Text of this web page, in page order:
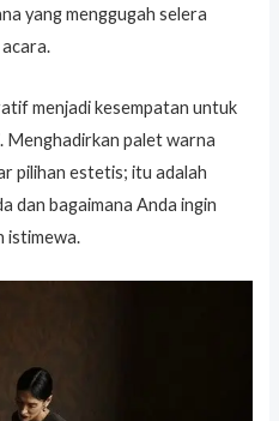
yang menggugah selera
menjadi kesempatan untuk
Menghadirkan palet warna
pilihan estetis; itu adalah
dan bagaimana Anda ingin
istimewa.